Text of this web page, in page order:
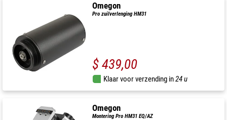
Omegon
Pro zuilverlenging HM31
$ 439,00
Klaar voor verzending in24 u
Omegon
Montering Pro HM31 EQ/AZ